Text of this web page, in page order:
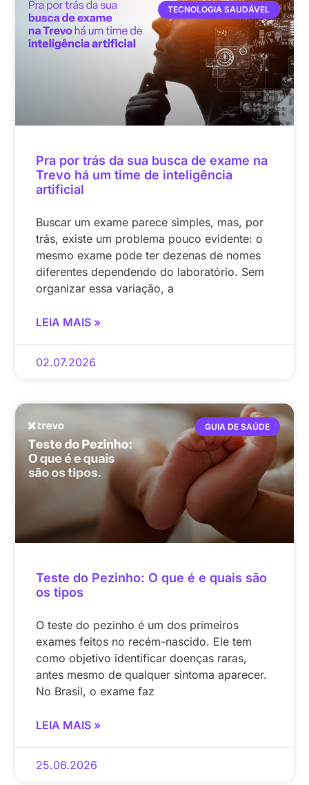
TECNOLOGIA SAUDÁVEL
Pra por trás da sua busca de exame na
Trevo há um time de inteligência
artificial
Buscar um exame parece simples, mas, por
trás, existe um problema pouco evidente: o
mesmo exame pode ter dezenas de nomes
diferentes dependendo do laboratório. Sem
organizar essa variação, a
LEIA MAIS »
02.07.2026
GUIA DE SAÚDE
Teste do Pezinho: O que é e quais são
os tipos
O teste do pezinho é um dos primeiros
exames feitos no recém-nascido. Ele tem
como objetivo identificar doenças raras,
antes mesmo de qualquer sintoma aparecer.
No Brasil, o exame faz
LEIA MAIS »
25.06.2026